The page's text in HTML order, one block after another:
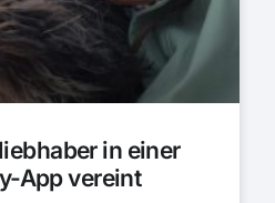
in einer
App vereint